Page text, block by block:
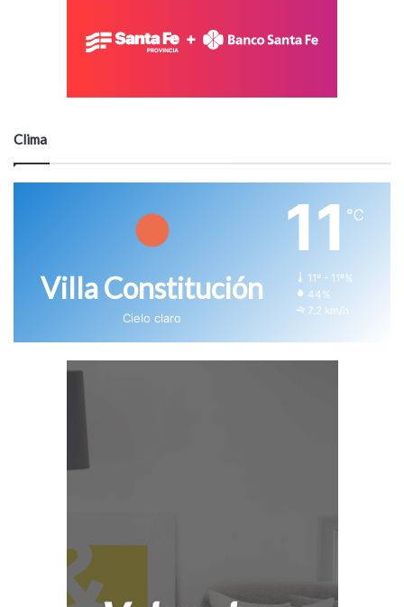
Clima
Villa Constitución
Cielo claro
11 ℃
11º - 11º%
44%
7.2 km/h